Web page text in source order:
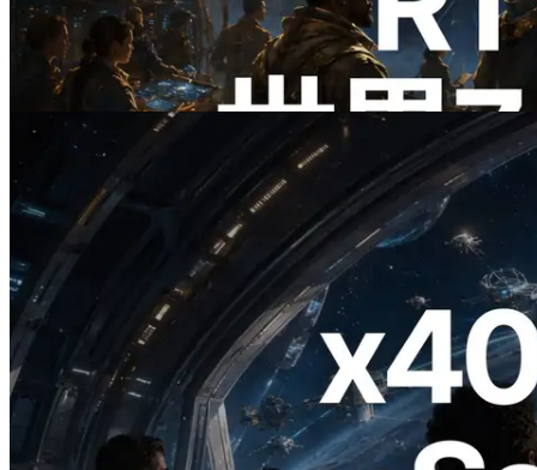
Validators Information APIも公開
この記事を読む
2026.07.04
ERPC、x402 決済対応の Solana RPC を